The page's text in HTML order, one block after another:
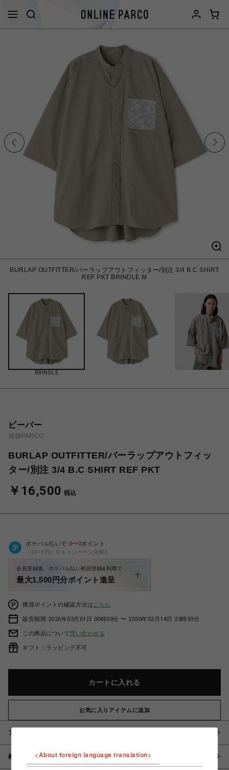
BURLAP OUTFITTER/バーラップアウトフィッター/別注 3/4 B.C SHIRT
REF PKT BRINDLE M
BRINDLE
ビーバー
池袋PARCO
BURLAP OUTFITTER/バーラップアウトフィッ
ター/別注 3/4 B.C SHIRT REF PKT
￥16,500 税込
ポケパル払いで 0〜0ポイント
（1P=1円）※キャンペーン分除く
会員登録後、ポケパル払い初回登録&利用で
最大1,500円分ポイント進呈
獲得ポイントの確認方法は こちら
販売期間 2026年03月01日 00時00分 〜 2050年02月14日 23時59分
この商品について問い合わせる
ギフト：ラッピング不可
カートに入れる
お気に入りアイテムに追加
アイテム説明 / 素材
概要 <About foreign language translation>